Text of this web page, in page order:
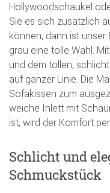
Hollywoodschaukel
Sie es sich zusätzlich
können, dann ist unser
grau eine tolle Wahl.
und dem tollen,
auf ganzer Linie. Die
Sofakissen zum
weiche Inlett mit
ist, wird der Komfort
Schlicht und
Schmuckstück